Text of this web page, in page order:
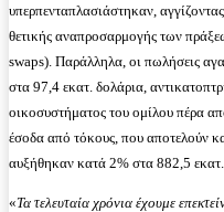
υπερπενταπλασιάστηκαν,
θετικής αναπροσαρμογής των
swaps). Παράλληλα, οι πωλήσεις
στα 97,4 εκατ. δολάρια,
οικοσυστήματος του ομίλου πέρα
έσοδα από τόκους, που αποτελούν
αυξήθηκαν κατά 2% στα 882,5 εκατ.
«Τα τελευταία χρόνια έχουμε